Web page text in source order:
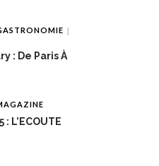
: De Paris À
: L’ECOUTE